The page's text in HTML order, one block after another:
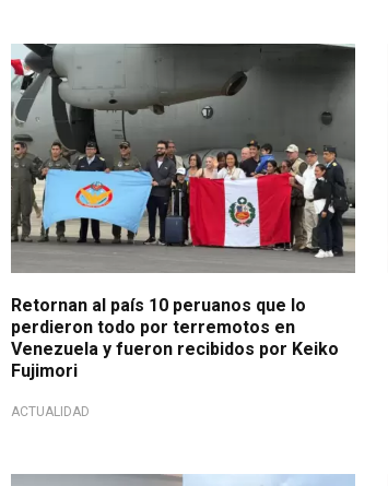
Emotiva llegada
Retornan al país 10 peruanos que lo
perdieron todo por terremotos en
Venezuela y fueron recibidos por Keiko
Fujimori
ACTUALIDAD